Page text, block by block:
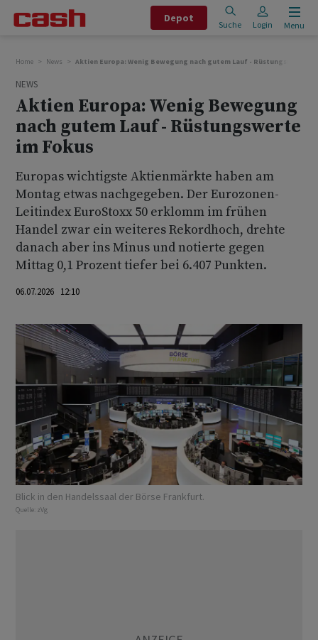
Depot
Suche Login Menu
Home News Aktien Europa: Wenig Bewegung nach gutem Lauf - Rüstungswerte
NEWS
Aktien Europa: Wenig Bewegung
nach gutem Lauf - Rüstungswerte
im Fokus
Europas wichtigste Aktienmärkte haben am
Montag etwas nachgegeben. Der Eurozonen-
Leitindex EuroStoxx 50 erklomm im frühen
Handel zwar ein weiteres Rekordhoch, drehte
danach aber ins Minus und notierte gegen
Mittag 0,1 Prozent tiefer bei 6.407 Punkten.
06.07.2026 12:10
Blick in den Handelssaal der Börse Frankfurt.
Quelle: zVg